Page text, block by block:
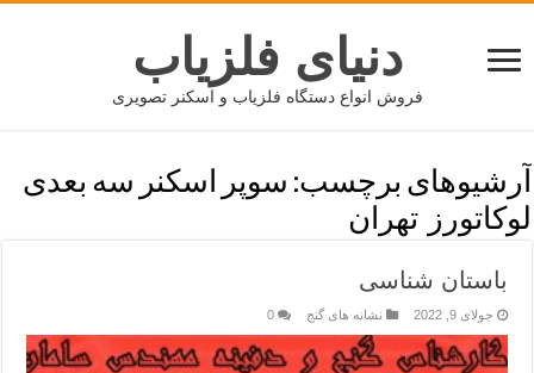
دنیای فلزیاب
فروش انواع دستگاه فلزیاب و اسکنر تصویری
آرشیوهای برچسب: سوپر اسکنر سه بعدی
لوکاتورز تهران
باستان شناسی
جولای 9, 2022 نشانه های گنج 0